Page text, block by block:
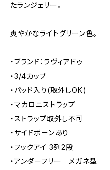
たランジェリー。
爽やかなライトグリーン色。
・ブランド：ラヴィアドゥ
・3/4カップ
・パッド入り(取外しOK)
・マカロニストラップ
・ストラップ取外し不可
・サイドボーンあり
・フックアイ 3列2段
・アンダーフリー メガネ型